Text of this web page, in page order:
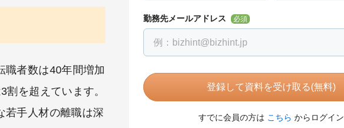
職者数は40年間増加
を超えています。
若手人材の離職は深
勤務先メールアドレス 必須
登録して資料を受け取る(無料)
すでに会員の方は こちら からログイン